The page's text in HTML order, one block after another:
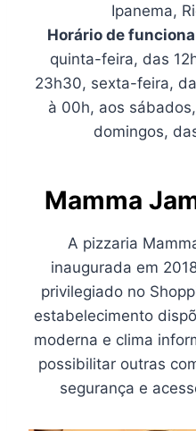
Ipanema,
Horário de
quinta-feira, das
23h30, sexta-feira,
à 00h, aos
domingos,
Mamma
A pizzaria
inaugurada em
privilegiado no
estabelecimento
moderna e clima
possibilitar outras
segurança e